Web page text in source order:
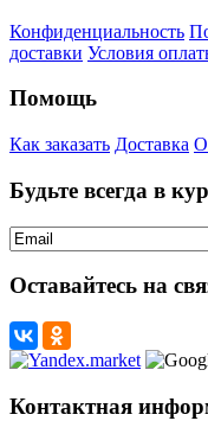
Конфиденциальность
доставки Условия
Помощь
Как заказать Доставка
Будьте всегда в
Оставайтесь на
Контактная